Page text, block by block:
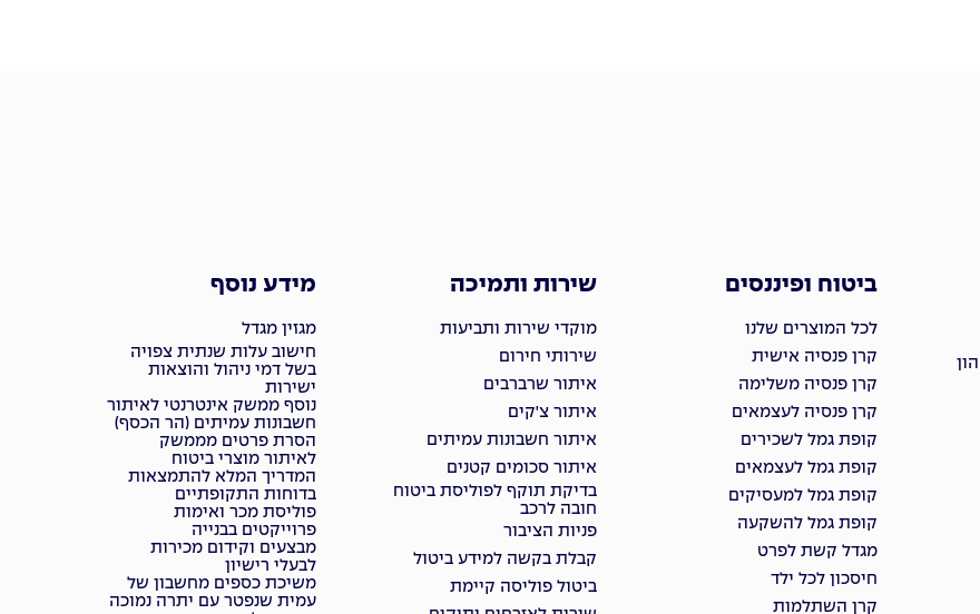
ביטוח ופיננסים
לכל המוצרים שלנו
קרן פנסיה אישית
קרן פנסיה משלימה
קרן פנסיה לעצמאים
קופת גמל לשכירים
קופת גמל לעצמאים
קופת גמל למעסיקים
קופת גמל להשקעה
מגדל קשת לפרט
חיסכון לכל ילד
קרן השתלמות
שירות ותמיכה
מוקדי שירות ותביעות
שירותי חירום
איתור שרברבים
איתור צ'קים
איתור חשבונות עמיתים
איתור סכומים קטנים
בדיקת תוקף לפוליסת ביטוח
חובה לרכב
פניות הציבור
קבלת בקשה למידע ביטול
ביטול פוליסה קיימת
מידע נוסף
מגזין מגדל
חישוב עלות שנתית צפויה
בשל דמי ניהול והוצאות
ישירות
נוסף ממשק אינטרנטי לאיתור
חשבונות עמיתים (הר הכסף)
הסרת פרטים מממשק
לאיתור מוצרי ביטוח
המדריך המלא להתמצאות
בדוחות התקופתיים
פוליסת מכר ואימות
פרוייקטים בבנייה
מבצעים וקידום מכירות
לבעלי רישיון
משיכת כספים מחשבון של
עמית שנפטר עם יתרה נמוכה